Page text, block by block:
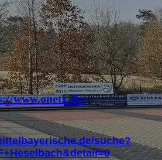
www.onetz.de/
suche?